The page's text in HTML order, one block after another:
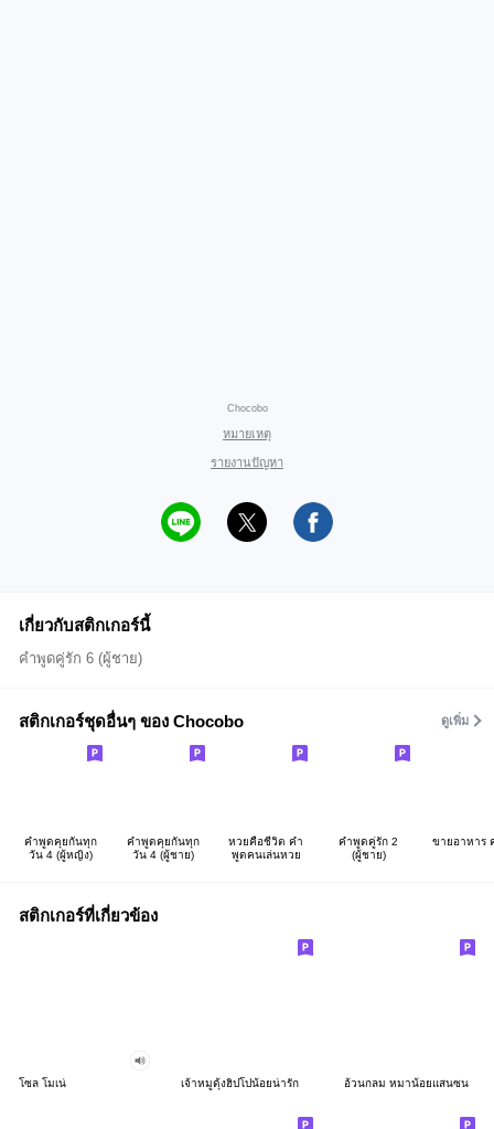
Chocobo
หมายเหตุ
รายงานปัญหา
เกี่ยวกับสติกเกอร์นี้
คำพูดคู่รัก 6 (ผู้ชาย)
สติกเกอร์ชุดอื่นๆ ของ Chocobo ดูเพิ่ม
คำพูดคุยกันทุก
วัน 4 (ผู้หญิง)
คำพูดคุยกันทุก
วัน 4 (ผู้ชาย)
หวยคือชีวิต คำ
พูดคนเล่นหวย
คำพูดคู่รัก 2
(ผู้ชาย)
ขายอาหาร
สติกเกอร์ที่เกี่ยวข้อง
โซล โมเน่ เจ้าหมูดุ้งฮิปโปน้อยน่ารัก อ้วนกลม หมาน้อยแสนซน